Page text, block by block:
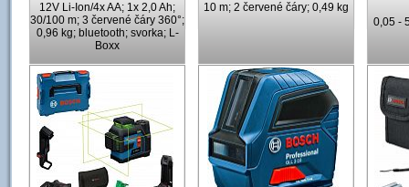
12V Li-Ion/4x AA; 1x 2,0 Ah;
30/100 m; 3 červené čáry 360°;
0,96 kg; bluetooth; svorka; L-
Boxx
10 m; 2 červené čáry; 0,49 kg
0,05 -